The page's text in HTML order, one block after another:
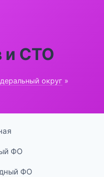
и СТО
округ »
ФО
ФО